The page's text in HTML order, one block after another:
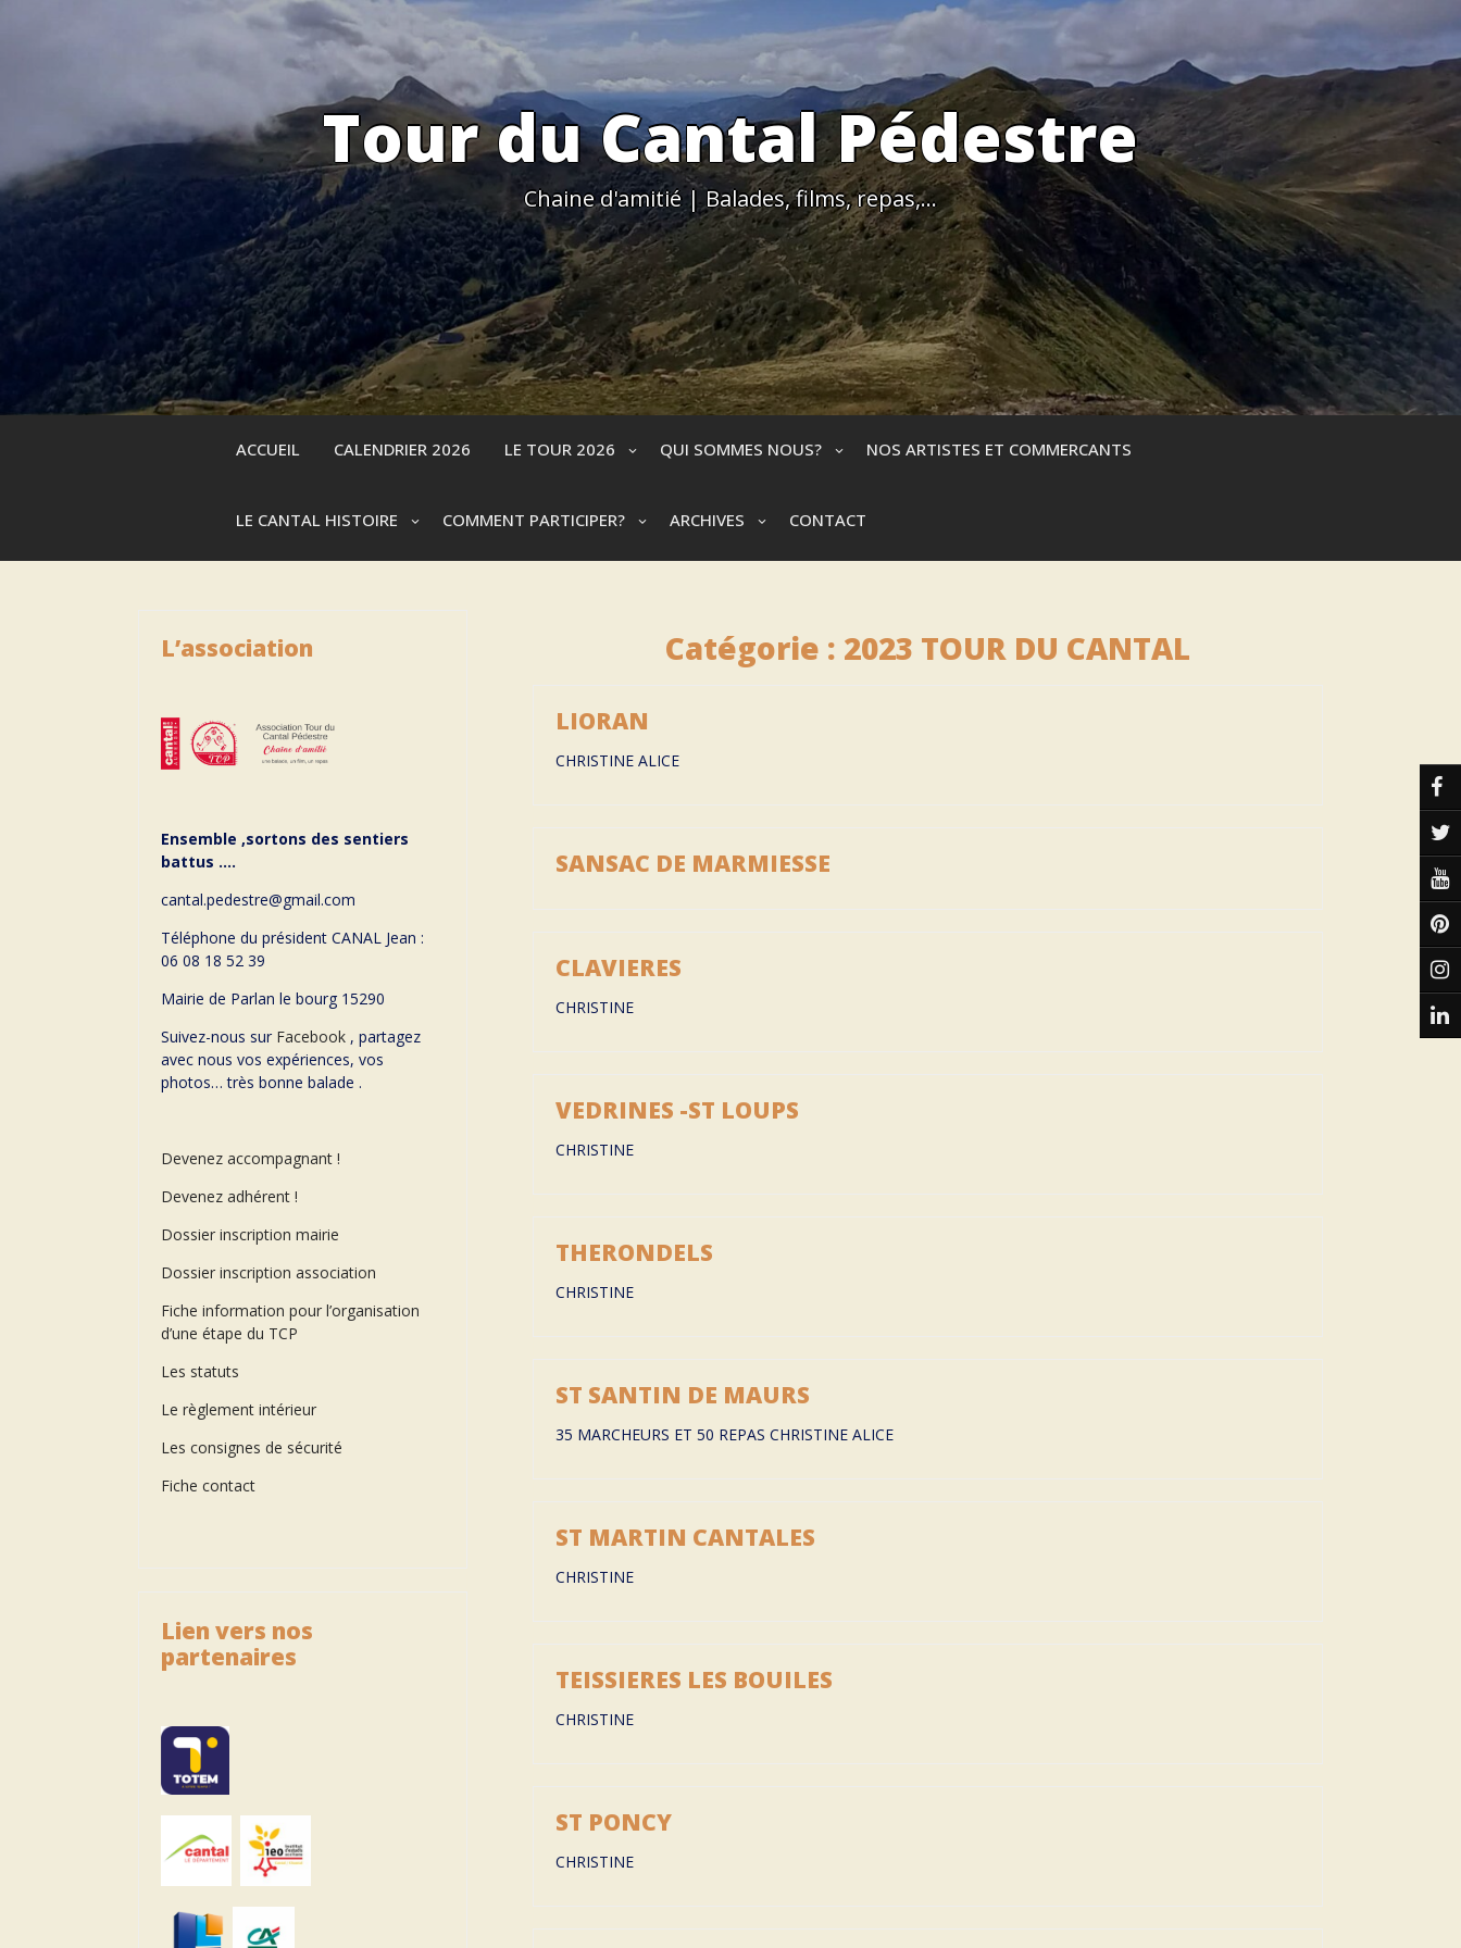
Tour du Cantal Pédestre
Chaine d'amitié | Balades, films, repas,…
ACCUEIL CALENDRIER 2026 LE TOUR 2026 QUI SOMMES NOUS? NOS ARTISTES ET COMMERCANTS
LE CANTAL HISTOIRE COMMENT PARTICIPER? ARCHIVES CONTACT
Catégorie : 2023 TOUR DU CANTAL
LIORAN
CHRISTINE ALICE
SANSAC DE MARMIESSE
CLAVIERES
CHRISTINE
VEDRINES -ST LOUPS
CHRISTINE
THERONDELS
CHRISTINE
ST SANTIN DE MAURS
35 MARCHEURS ET 50 REPAS CHRISTINE ALICE
ST MARTIN CANTALES
CHRISTINE
TEISSIERES LES BOUILES
CHRISTINE
ST PONCY
CHRISTINE
L’association
Ensemble ,sortons des sentiers
battus ….
cantal.pedestre@gmail.com
Téléphone du président CANAL Jean :
06 08 18 52 39
Mairie de Parlan le bourg 15290
Suivez-nous sur Facebook , partagez
avec nous vos expériences, vos
photos… très bonne balade .
Devenez accompagnant !
Devenez adhérent !
Dossier inscription mairie
Dossier inscription association
Fiche information pour l’organisation
d’une étape du TCP
Les statuts
Le règlement intérieur
Les consignes de sécurité
Fiche contact
Lien vers nos
partenaires